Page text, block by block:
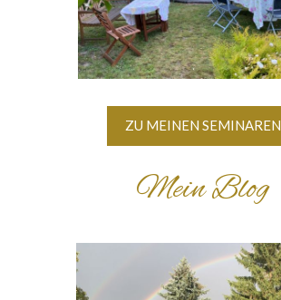
ZU MEINEN SEMINAREN
Mein Blog